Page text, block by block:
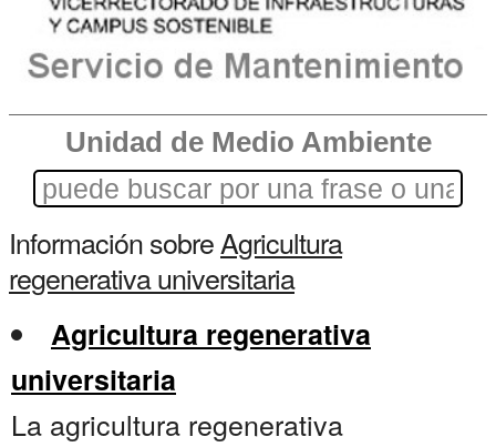
Unidad de Medio Ambiente
Información sobreAgricultura
regenerativa universitaria
Agricultura regenerativa
universitaria
La agricultura regenerativa